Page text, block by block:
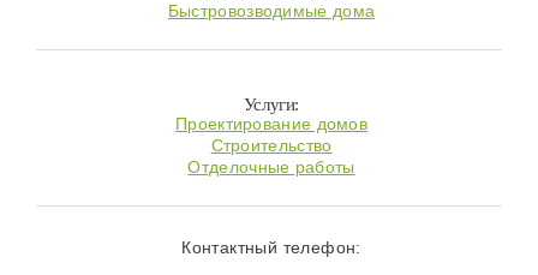
Быстровозводимые дома
Услуги:
Проектирование домов
Строительство
Отделочные работы
Контактный телефон: